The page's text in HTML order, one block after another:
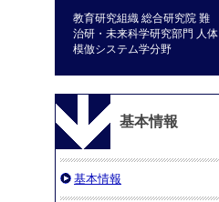
教育研究組織 総合研究院 難
治研・未来科学研究部門 人体
模倣システム学分野
基本情報
基本情報